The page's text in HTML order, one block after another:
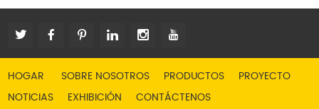
HOGAR SOBRE NOSOTROS PRODUCTOS
PROYECTO
NOTICIAS
EXHIBICIÓN
CONTÁCTENOS